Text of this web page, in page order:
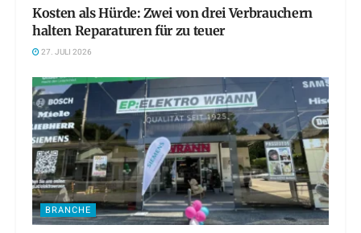
Kosten als Hürde: Zwei von drei Verbrauchern
halten Reparaturen für zu teuer
27. JULI 2026
BRANCHE